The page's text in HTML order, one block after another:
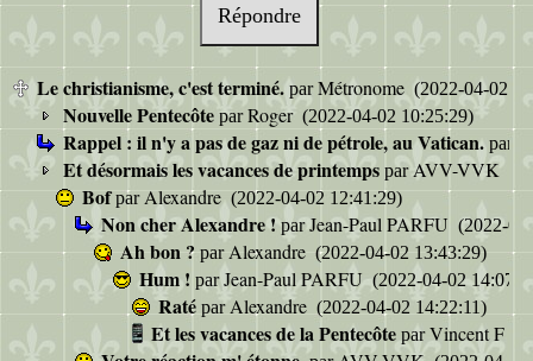
Répondre
Le christianisme, c'est terminé. parMétronome (2022-04-02
Nouvelle Pentecôte parRoger (2022-04-02 10:25:29)
Rappel : il n'y a pas de gaz ni de pétrole, au Vatican. par
Et désormais les vacances de printemps par AVV-VVK
Bofpar Alexandre (2022-04-02 12:41:29)
Non cher Alexandre ! parJean-Paul PARFU (2022-
Ah bon ? par Alexandre (2022-04-02 13:43:29)
Hum ! parJean-Paul PARFU (2022-04-02
Raté par Alexandre (2022-04-02 14:22:11)
Et les vacances de la Pentecôte parVincent F